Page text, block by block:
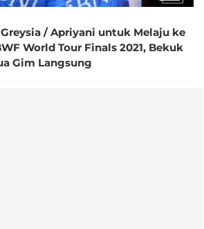
/ Apriyani untuk Melaju ke
World Tour Finals 2021, Bekuk
Gim Langsung